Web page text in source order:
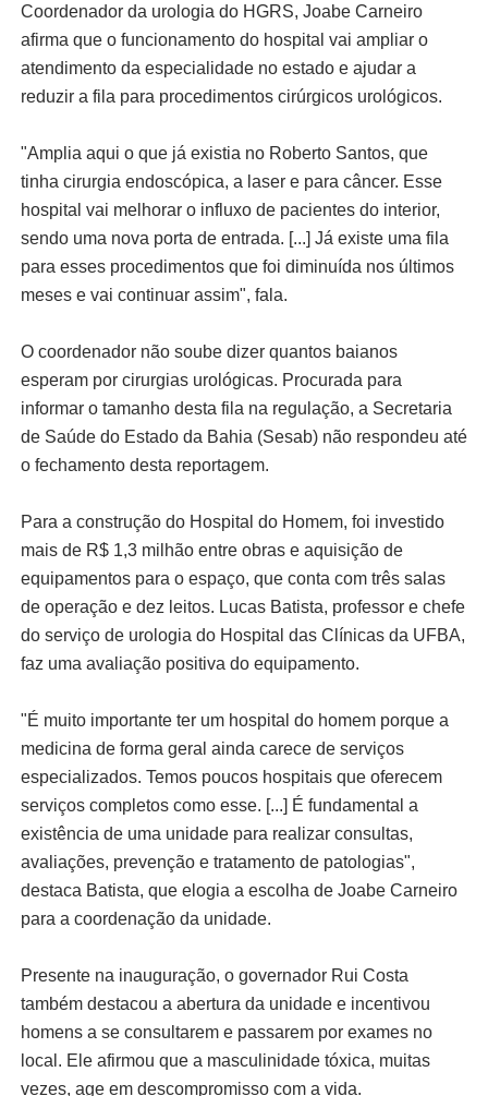
Coordenador da urologia do HGRS, Joabe Carneiro
afirma que o funcionamento do hospital vai ampliar o
atendimento da especialidade no estado e ajudar a
reduzir a fila para procedimentos cirúrgicos urológicos.
"Amplia aqui o que já existia no Roberto Santos, que
tinha cirurgia endoscópica, a laser e para câncer. Esse
hospital vai melhorar o influxo de pacientes do interior,
sendo uma nova porta de entrada. [...] Já existe uma fila
para esses procedimentos que foi diminuída nos últimos
meses e vai continuar assim", fala.
O coordenador não soube dizer quantos baianos
esperam por cirurgias urológicas. Procurada para
informar o tamanho desta fila na regulação, a Secretaria
de Saúde do Estado da Bahia (Sesab) não respondeu até
o fechamento desta reportagem.
Para a construção do Hospital do Homem, foi investido
mais de R$ 1,3 milhão entre obras e aquisição de
equipamentos para o espaço, que conta com três salas
de operação e dez leitos. Lucas Batista, professor e chefe
do serviço de urologia do Hospital das Clínicas da UFBA,
faz uma avaliação positiva do equipamento.
"É muito importante ter um hospital do homem porque a
medicina de forma geral ainda carece de serviços
especializados. Temos poucos hospitais que oferecem
serviços completos como esse. [...] É fundamental a
existência de uma unidade para realizar consultas,
avaliações, prevenção e tratamento de patologias",
destaca Batista, que elogia a escolha de Joabe Carneiro
para a coordenação da unidade.
Presente na inauguração, o governador Rui Costa
também destacou a abertura da unidade e incentivou
homens a se consultarem e passarem por exames no
local. Ele afirmou que a masculinidade tóxica, muitas
vezes, age em descompromisso com a vida.